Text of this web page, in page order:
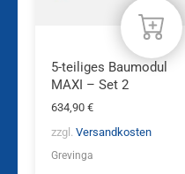
5-teiliges Baumodul
MAXI – Set 2
634,90 €
zzgl. Versandkosten
Grevinga